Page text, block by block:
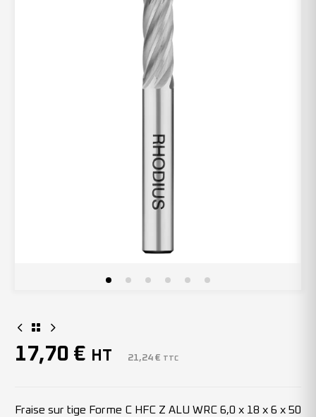
17,70 € HT 21,24 € TTC
Fraise sur tige Forme C HFC Z ALU WRC 6,0 x 18 x 6 x 50